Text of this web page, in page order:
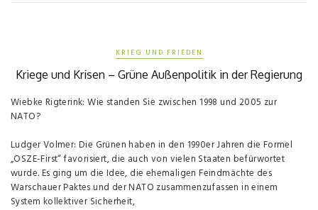
KRIEG UND FRIEDEN
Kriege und Krisen – Grüne Außenpolitik in der Regierung
Wiebke Rigterink: Wie standen Sie zwischen 1998 und 2005 zur
NATO?
Ludger Volmer: Die Grünen haben in den 1990er Jahren die Formel
„OSZE-First“ favorisiert, die auch von vielen Staaten befürwortet
wurde. Es ging um die Idee, die ehemaligen Feindmächte des
Warschauer Paktes und der NATO zusammenzufassen in einem
System kollektiver Sicherheit,